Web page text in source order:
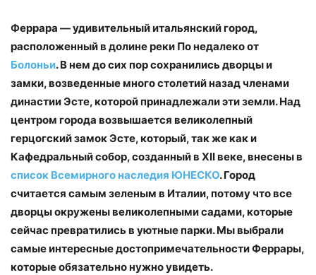
Феррара — удивительный итальянский город,
расположенный в долине реки По недалеко от
Болоньи. В нем до сих пор сохранились дворцы и
замки, возведенные много столетий назад членами
династии Эсте, которой принадлежали эти земли. Над
центром города возвышается великолепный
герцогский замок Эсте, который, так же как и
Кафедральный собор, созданный в XII веке, внесены в
список Всемирного наследия ЮНЕСКО. Город
считается самым зеленым в Италии, потому что все
дворцы окружены великолепными садами, которые
сейчас превратились в уютные парки. Мы выбрали
самые интересные достопримечательности Феррары,
которые обязательно нужно увидеть.